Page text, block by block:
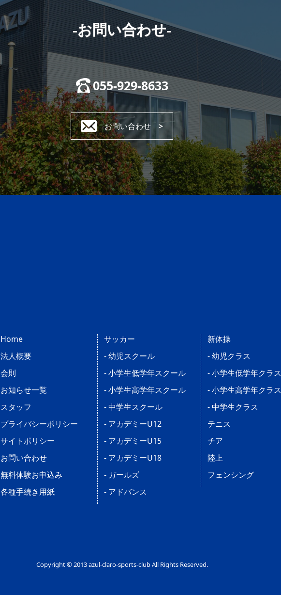
-お問い合わせ-
055-929-8633
お問い合わせ
Home
法人概要
会則
お知らせ一覧
スタッフ
プライバシーポリシー
サイトポリシー
お問い合わせ
無料体験お申込み
各種手続き用紙
サッカー
- 幼児スクール
- 小学生低学年スクール
- 小学生高学年スクール
- 中学生スクール
- アカデミーU12
- アカデミーU15
- アカデミーU18
- ガールズ
- アドバンス
新体操
- 幼児クラス
- 小学生低学年クラス
- 小学生高学年クラス
- 中学生クラス
テニス
チア
陸上
フェンシング
Copyright © 2013 azul-claro-sports-club All Rights Reserved.